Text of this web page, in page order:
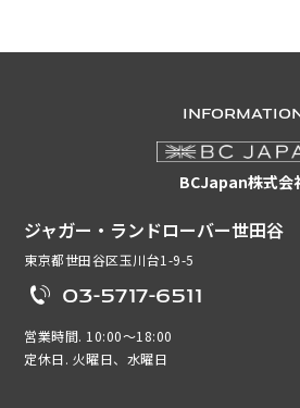
BCJapan株式会
ジャガー・ランドローバー世田谷
東京都世田谷区玉川台1-9-5
03-5717-6511
営業時間. 10:00～18:00
定休日. 火曜日、水曜日